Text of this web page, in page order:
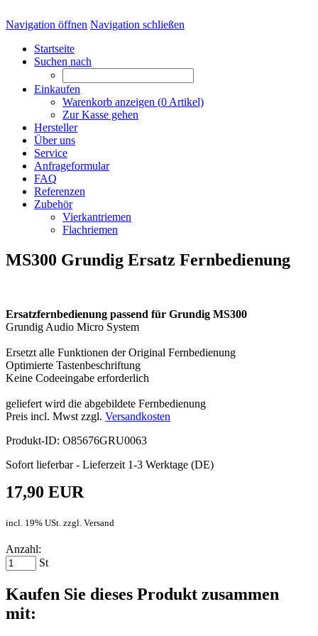
Navigation öffnen Navigation schließen
Startseite
Suchen nach
Einkaufen
Warenkorb anzeigen (0 Artikel)
Zur Kasse gehen
Hersteller
Über uns
Service
Anfrageformular
FAQ
Referenzen
Zubehör
Vierkantriemen
Flachriemen
MS300 Grundig Ersatz Fernbedienung
Ersatzfernbedienung passend für Grundig MS300
Grundig Audio Micro System
Ersetzt alle Funktionen der Original Fernbedienung
Optimierte Tastenbeschriftung
Keine Codeeingabe erforderlich
geliefert wird die abgebildete Fernbedienung
Preis incl. Mwst zzgl. Versandkosten
Produkt-ID: O85676GRU0063
Sofort lieferbar - Lieferzeit 1-3 Werktage (DE)
17,90 EUR
incl. 19% USt. zzgl. Versand
Anzahl:
St
Kaufen Sie dieses Produkt zusammen
mit: